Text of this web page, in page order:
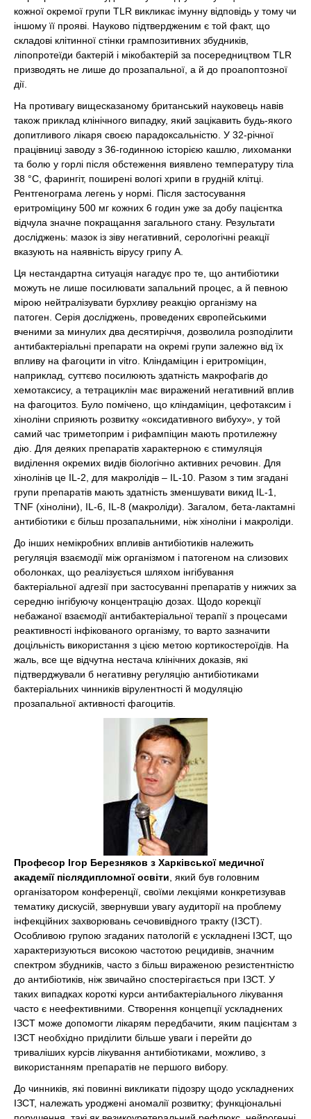
кожної окремої групи TLR викликає імунну відповідь у тому чи
іншому її прояві. Науково підтвердженим є той факт, що
складові клітинної стінки грампозитивних збудників,
ліпопротеїди бактерій і мікобактерій за посередництвом TLR
призводять не лише до прозапальної, а й до проапоптозної
дії.
На противагу вищесказаному британський науковець навів
також приклад клінічного випадку, який зацікавить будь-якого
допитливого лікаря своєю парадоксальністю. У 32-річної
працівниці заводу з 36-годинною історією кашлю, лихоманки
та болю у горлі після обстеження виявлено температуру тіла
38 °С, фарингіт, поширені вологі хрипи в грудній клітці.
Рентгенограма легень у нормі. Після застосування
еритроміцину 500 мг кожних 6 годин уже за добу пацієнтка
відчула значне покращання загального стану. Результати
досліджень: мазок із зіву негативний, серологічні реакції
вказують на наявність вірусу грипу А.
Ця нестандартна ситуація нагадує про те, що антибіотики
можуть не лише посилювати запальний процес, а й певною
мірою нейтралізувати бурхливу реакцію організму на
патоген. Серія досліджень, проведених європейськими
вченими за минулих два десятиріччя, дозволила розподілити
антибактеріальні препарати на окремі групи залежно від їх
впливу на фагоцити in vitro. Кліндаміцин і еритроміцин,
наприклад, суттєво посилюють здатність макрофагів до
хемотаксису, а тетрациклін має виражений негативний вплив
на фагоцитоз. Було помічено, що кліндаміцин, цефотаксим і
хіноліни сприяють розвитку «оксидативного вибуху», у той
самий час триметоприм і рифампіцин мають протилежну
дію. Для деяких препаратів характерною є стимуляція
виділення окремих видів біологічно активних речовин. Для
хінолінів це IL-2, для макролідів – IL-10. Разом з тим згадані
групи препаратів мають здатність зменшувати викид IL-1,
TNF (хіноліни), IL-6, IL-8 (макроліди). Загалом, бета-лактамні
антибіотики є більш прозапальними, ніж хіноліни і макроліди.
До інших немікробних впливів антибіотиків належить
регуляція взаємодії між організмом і патогеном на слизових
оболонках, що реалізується шляхом інгібування
бактеріальної адгезії при застосуванні препаратів у нижчих за
середню інгібуючу концентрацію дозах. Щодо корекції
небажаної взаємодії антибактеріальної терапії з процесами
реактивності інфікованого організму, то варто зазначити
доцільність використання з цією метою кортикостероїдів. На
жаль, все ще відчутна нестача клінічних доказів, які
підтверджували б негативну регуляцію антибіотиками
бактеріальних чинників вірулентності й модуляцію
прозапальної активності фагоцитів.
Професор Ігор Березняков з Харківської медичної
академії післядипломної освіти , який був головним
організатором конференції, своїми лекціями конкретизував
тематику дискусій, звернувши увагу аудиторії на проблему
інфекційних захворювань сечовивідного тракту (ІЗСТ).
Особливою групою згаданих патологій є ускладнені ІЗСТ, що
характеризуються високою частотою рецидивів, значним
спектром збудників, часто з більш вираженою резистентністю
до антибіотиків, ніж звичайно спостерігається при ІЗСТ. У
таких випадках короткі курси антибактеріального лікування
часто є неефективними. Створення концепції ускладнених
ІЗСТ може допомогти лікарям передбачити, яким пацієнтам з
ІЗСТ необхідно приділити більше уваги і перейти до
триваліших курсів лікування антибіотиками, можливо, з
використанням препаратів не першого вибору.
До чинників, які повинні викликати підозру щодо ускладнених
ІЗСТ, належать уроджені аномалії розвитку; функціональні